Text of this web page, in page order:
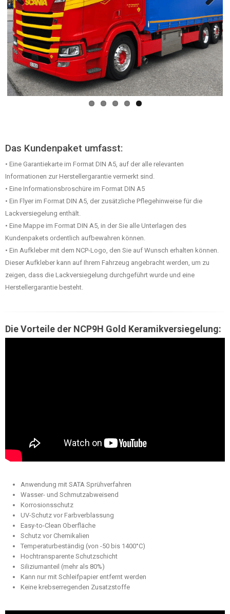
Previous
Das Kundenpaket umfasst:
• Eine Garantiekarte im Format DIN A5, auf der alle relevanten
Informationen zur Herstellergarantie vermerkt sind.
• Eine Informationsbroschüre im Format DIN A5
• Ein Flyer im Format DIN A5, der zusätzliche Pflegehinweise für die
Lackversiegelung enthält.
• Eine Mappe im Format DIN A5, in der Sie alle Unterlagen des
Kundenpakets ordentlich aufbewahren können.
• Ein Aufkleber mit dem NCP-Logo, den Sie auf Wunsch erhalten können.
Dieser Aufkleber kann auf Ihrem Fahrzeug angebracht werden, um zu
zeigen, dass die Lackversiegelung durchgeführt wurde und eine
Herstellergarantie besteht.
Die Vorteile der NCP9H Gold Keramikversiegelung:
Anwendung mit SATA Sprühverfahren
Wasser- und Schmutzabweisend
Korrosionsschutz
UV-Schutz vor Farbverblassung
Easy-to-Clean Oberfläche
Schutz vor Chemikalien
Temperaturbeständig (von -50 bis 1400°C)
Hochtransparente Schutzschicht
Siliziumanteil (mehr als 80%)
Kann nur mit Schleifpapier entfernt werden
Keine krebserregenden Zusatzstoffe